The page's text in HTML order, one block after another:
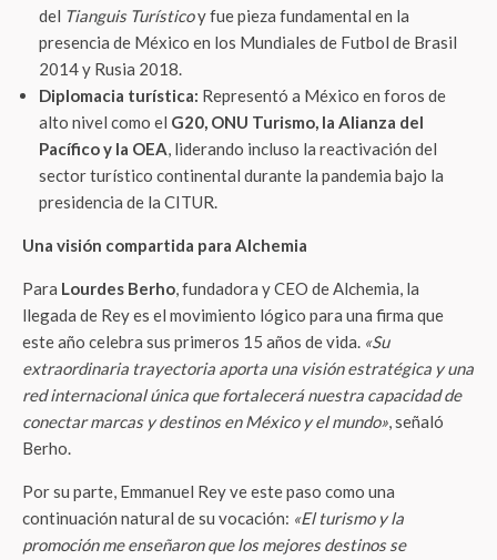
del Tianguis Turísticoy fue pieza fundamental en la
presencia de México en los Mundiales de Futbol de Brasil
2014 y Rusia 2018.
Diplomacia turística: Representó a México en foros de
alto nivel como el G20, ONU Turismo, la Alianza del
Pacífico y la OEA, liderando incluso la reactivación del
sector turístico continental durante la pandemia bajo la
presidencia de la CITUR.
Una visión compartida para Alchemia
Para Lourdes Berho, fundadora y CEO de Alchemia, la
llegada de Rey es el movimiento lógico para una firma que
este año celebra sus primeros 15 años de vida. «Su
extraordinaria trayectoria aporta una visión estratégica y una
red internacional única que fortalecerá nuestra capacidad de
conectar marcas y destinos en México y el mundo», señaló
Berho.
Por su parte, Emmanuel Rey ve este paso como una
continuación natural de su vocación: «El turismo y la
promoción me enseñaron que los mejores destinos se